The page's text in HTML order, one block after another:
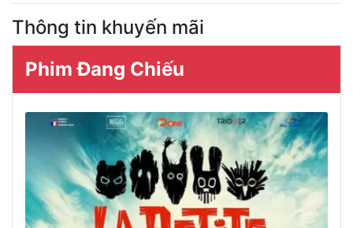
Thông tin khuyến mãi
Phim Đang Chiếu